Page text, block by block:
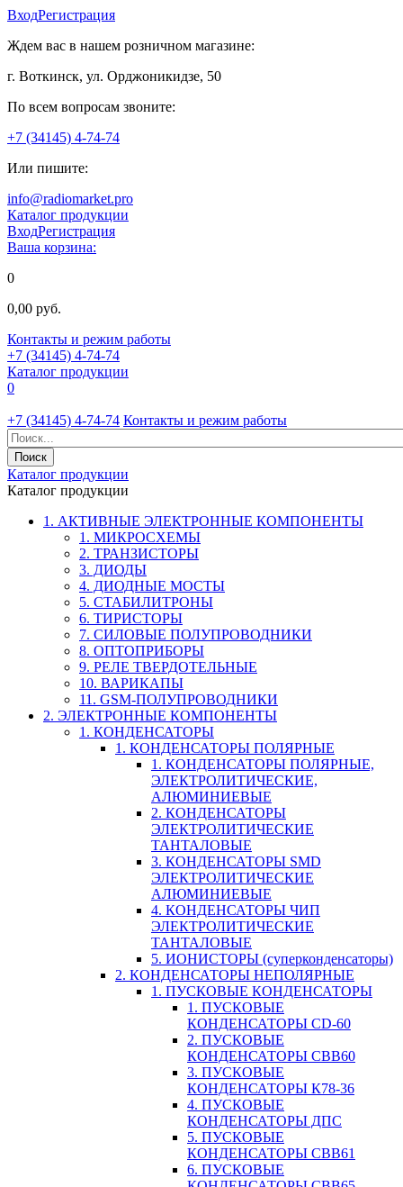
ВходРегистрация
Ждем вас в нашем розничном магазине:
г. Воткинск, ул. Орджоникидзе, 50
По всем вопросам звоните:
+7 (34145) 4-74-74
Или пишите:
info@radiomarket.pro
Каталог продукции
ВходРегистрация
Ваша корзина:
0
0,00 руб.
Контакты и режим работы
+7 (34145) 4-74-74
Каталог продукции
0
+7 (34145) 4-74-74 Контакты и режим работы
Каталог продукции
Каталог продукции
1. АКТИВНЫЕ ЭЛЕКТРОННЫЕ КОМПОНЕНТЫ
1. МИКРОСХЕМЫ
2. ТРАНЗИСТОРЫ
3. ДИОДЫ
4. ДИОДНЫЕ МОСТЫ
5. СТАБИЛИТРОНЫ
6. ТИРИСТОРЫ
7. СИЛОВЫЕ ПОЛУПРОВОДНИКИ
8. ОПТОПРИБОРЫ
9. РЕЛЕ ТВЕРДОТЕЛЬНЫЕ
10. ВАРИКАПЫ
11. GSM-ПОЛУПРОВОДНИКИ
2. ЭЛЕКТРОННЫЕ КОМПОНЕНТЫ
1. КОНДЕНСАТОРЫ
1. КОНДЕНСАТОРЫ ПОЛЯРНЫЕ
1. КОНДЕНСАТОРЫ ПОЛЯРНЫЕ,
ЭЛЕКТРОЛИТИЧЕСКИЕ,
АЛЮМИНИЕВЫЕ
2. КОНДЕНСАТОРЫ
ЭЛЕКТРОЛИТИЧЕСКИЕ
ТАНТАЛОВЫЕ
3. КОНДЕНСАТОРЫ SMD
ЭЛЕКТРОЛИТИЧЕСКИЕ
АЛЮМИНИЕВЫЕ
4. КОНДЕНСАТОРЫ ЧИП
ЭЛЕКТРОЛИТИЧЕСКИЕ
ТАНТАЛОВЫЕ
5. ИОНИСТОРЫ (суперконденсаторы)
2. КОНДЕНСАТОРЫ НЕПОЛЯРНЫЕ
1. ПУСКОВЫЕ КОНДЕНСАТОРЫ
1. ПУСКОВЫЕ
КОНДЕНСАТОРЫ CD-60
2. ПУСКОВЫЕ
КОНДЕНСАТОРЫ CBB60
3. ПУСКОВЫЕ
КОНДЕНСАТОРЫ К78-36
4. ПУСКОВЫЕ
КОНДЕНСАТОРЫ ДПС
5. ПУСКОВЫЕ
КОНДЕНСАТОРЫ CBB61
6. ПУСКОВЫЕ